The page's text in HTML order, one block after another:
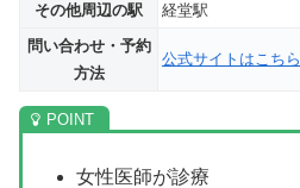
その他周辺の駅
経堂駅
問い合わせ・予約
方法
公式サイトはこちら
女性医師が診療